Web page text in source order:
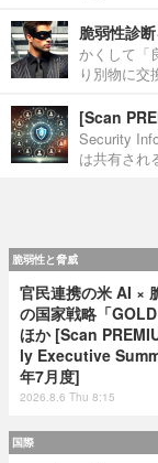
脆弱性診
かくして「
り別物に交
[Scan
Security
は共有され
脆弱性と脅威
官民連携の米 AI ×
の国家戦略「GOLD
ほか [Scan
ly Executive
年7月度]
2026.8.6 Thu 8:15
国際